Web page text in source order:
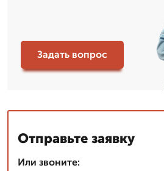
Задать вопрос
Отправьте заявку
Или звоните: